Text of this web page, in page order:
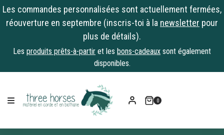
Les commandes personnalisées sont actuellement fermées,
réouverture en septembre (inscris-toi à la newsletter pour
plus de détails).
Les produits prêts-à-partir et les bons-cadeaux sont également
disponibles.
content
0